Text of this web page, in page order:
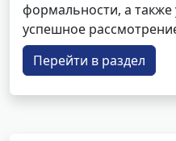
формальности, а
успешное
Перейти в раздел